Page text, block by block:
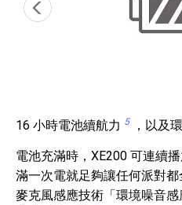
16 小時電池續航力 5 ，以及
電池充滿時，XE200 可連續
滿一次電就足夠讓任何派對
麥克風感應技術「環境噪音